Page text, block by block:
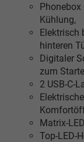
Kühlung,
Elektrisch
hinteren
Digitaler
zum
2 USB-C-
Matrix-
Top-LED-